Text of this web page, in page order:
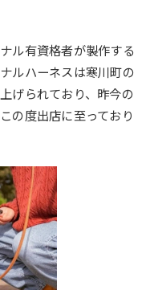
ル有資格者が製作する
ルハーネスは寒川町の
げられており、 昨今の
の度出店に至っており